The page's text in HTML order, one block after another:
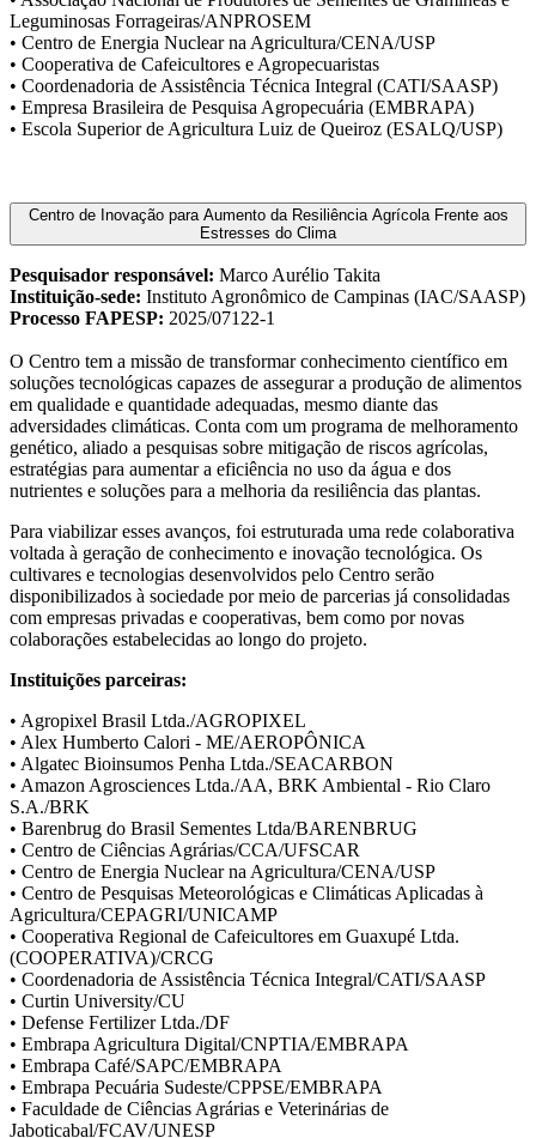
Leguminosas Forrageiras/ANPROSEM
• Centro de Energia Nuclear na Agricultura/CENA/USP
• Cooperativa de Cafeicultores e Agropecuaristas
• Coordenadoria de Assistência Técnica Integral (CATI/SAASP)
• Empresa Brasileira de Pesquisa Agropecuária (EMBRAPA)
• Escola Superior de Agricultura Luiz de Queiroz (ESALQ/USP)
Centro de Inovação para Aumento da Resiliência Agrícola Frente aos
Estresses do Clima
Pesquisador responsável: Marco Aurélio Takita
Instituição-sede: Instituto Agronômico de Campinas (IAC/SAASP)
Processo FAPESP: 2025/07122-1
O Centro tem a missão de transformar conhecimento científico em
soluções tecnológicas capazes de assegurar a produção de alimentos
em qualidade e quantidade adequadas, mesmo diante das
adversidades climáticas. Conta com um programa de melhoramento
genético, aliado a pesquisas sobre mitigação de riscos agrícolas,
estratégias para aumentar a eficiência no uso da água e dos
nutrientes e soluções para a melhoria da resiliência das plantas.
Para viabilizar esses avanços, foi estruturada uma rede colaborativa
voltada à geração de conhecimento e inovação tecnológica. Os
cultivares e tecnologias desenvolvidos pelo Centro serão
disponibilizados à sociedade por meio de parcerias já consolidadas
com empresas privadas e cooperativas, bem como por novas
colaborações estabelecidas ao longo do projeto.
Instituições parceiras:
• Agropixel Brasil Ltda./AGROPIXEL
• Alex Humberto Calori - ME/AEROPÔNICA
• Algatec Bioinsumos Penha Ltda./SEACARBON
• Amazon Agrosciences Ltda./AA, BRK Ambiental - Rio Claro
S.A./BRK
• Barenbrug do Brasil Sementes Ltda/BARENBRUG
• Centro de Ciências Agrárias/CCA/UFSCAR
• Centro de Energia Nuclear na Agricultura/CENA/USP
• Centro de Pesquisas Meteorológicas e Climáticas Aplicadas à
Agricultura/CEPAGRI/UNICAMP
• Cooperativa Regional de Cafeicultores em Guaxupé Ltda.
(COOPERATIVA)/CRCG
• Coordenadoria de Assistência Técnica Integral/CATI/SAASP
• Curtin University/CU
• Defense Fertilizer Ltda./DF
• Embrapa Agricultura Digital/CNPTIA/EMBRAPA
• Embrapa Café/SAPC/EMBRAPA
• Embrapa Pecuária Sudeste/CPPSE/EMBRAPA
• Faculdade de Ciências Agrárias e Veterinárias de
Jaboticabal/FCAV/UNESP